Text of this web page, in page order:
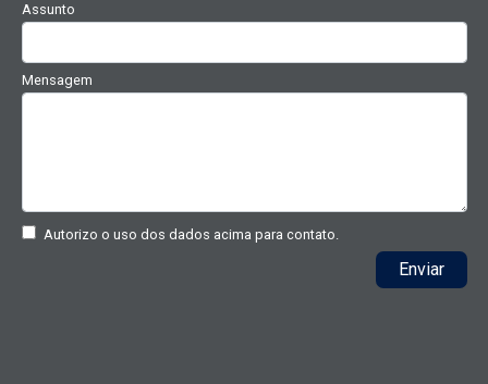
Assunto
Mensagem
Autorizo o uso dos dados acima para contato.
Enviar